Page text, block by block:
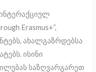
Erasmus+“,
ახალგაზრდებსა
ისინი
საზღვარგარეთ